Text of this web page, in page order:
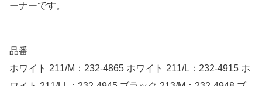
ーナーです。
品番
ホワイト 211/M：232-4865 ホワイト 211/L：232-4915 ホ